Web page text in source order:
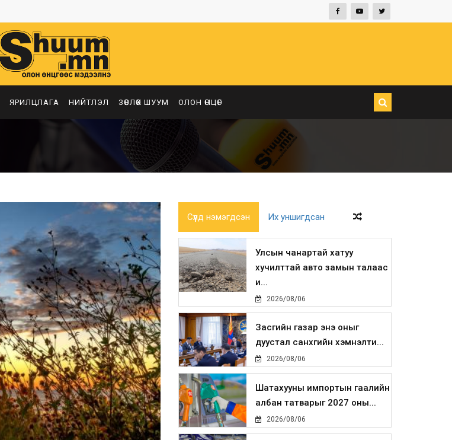
ЯРИЛЦЛАГА НИЙТЛЭЛ ЗӨВЛӨХ ШУУМ ОЛОН ӨНЦӨГ
Сүүлд нэмэгдсэн Их уншигдсан
Улсын чанартай хатуу
хучилттай авто замын талаас
и...
2026/08/06
Засгийн газар энэ оныг
дуустал санхүүгийн хэмнэлти...
2026/08/06
Шатахууны импортын гаалийн
албан татварыг 2027 оны...
2026/08/06